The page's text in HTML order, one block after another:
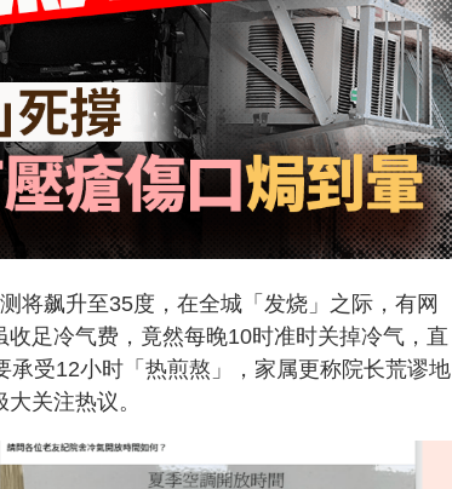
将飙升至35度，在全城「发烧」之际，有网
足冷气费，竟然每晚10时准时关掉冷气，直
受12小时「热煎熬」，家属更称院长荒谬地
关注热议。